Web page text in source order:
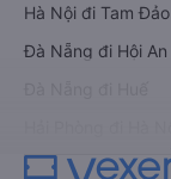
Hà Nội đi Tam Đảo
Đà Nẵng đi Hội An